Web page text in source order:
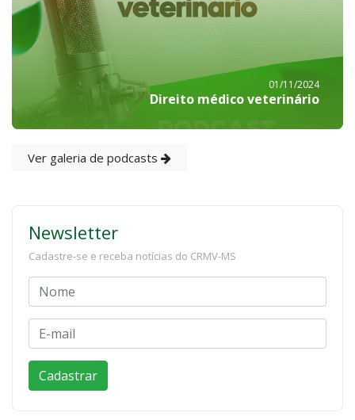
01/11/2024
Direito médico veterinário
Ver galeria de podcasts
Newsletter
Cadastre-se e receba notícias do CRMV-MS